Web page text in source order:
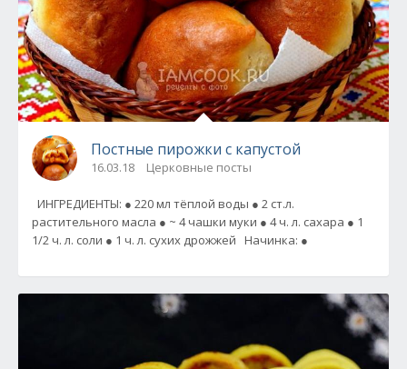
Постные пирожки с капустой
16.03.18 Церковные посты
ИНГРЕДИЕНТЫ: ● 220 мл тёплой воды ● 2 ст.л.
растительного масла ● ~ 4 чашки муки ● 4 ч. л. сахара ● 1
1/2 ч. л. соли ● 1 ч. л. сухих дрожжей Начинка: ●